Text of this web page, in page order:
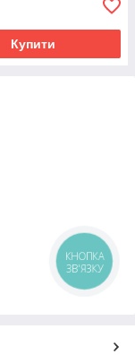
Купити
КНОПКА
ЗВ'ЯЗКУ